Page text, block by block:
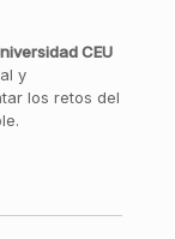
CEU
y
los retos del